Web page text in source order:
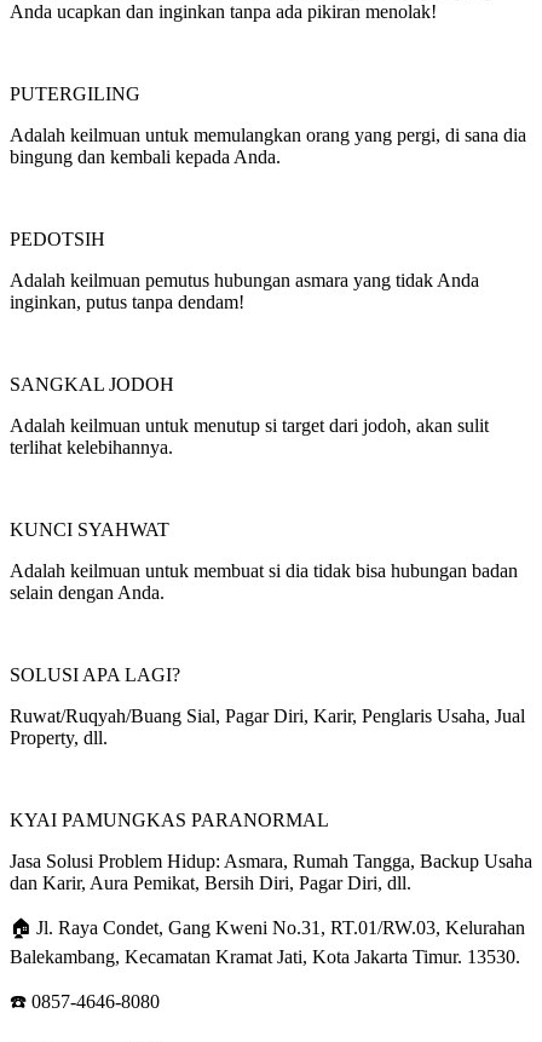
Anda ucapkan dan inginkan tanpa ada pikiran menolak!
PUTERGILING
Adalah keilmuan untuk memulangkan orang yang pergi, di sana dia
bingung dan kembali kepada Anda.
PEDOTSIH
Adalah keilmuan pemutus hubungan asmara yang tidak Anda
inginkan, putus tanpa dendam!
SANGKAL JODOH
Adalah keilmuan untuk menutup si target dari jodoh, akan sulit
terlihat kelebihannya.
KUNCI SYAHWAT
Adalah keilmuan untuk membuat si dia tidak bisa hubungan badan
selain dengan Anda.
SOLUSI APA LAGI?
Ruwat/Ruqyah/Buang Sial, Pagar Diri, Karir, Penglaris Usaha, Jual
Property, dll.
KYAI PAMUNGKAS PARANORMAL
Jasa Solusi Problem Hidup: Asmara, Rumah Tangga, Backup Usaha
dan Karir, Aura Pemikat, Bersih Diri, Pagar Diri, dll.
🏠 Jl. Raya Condet, Gang Kweni No.31, RT.01/RW.03, Kelurahan
Balekambang, Kecamatan Kramat Jati, Kota Jakarta Timur. 13530.
☎️ 0857-4646-8080